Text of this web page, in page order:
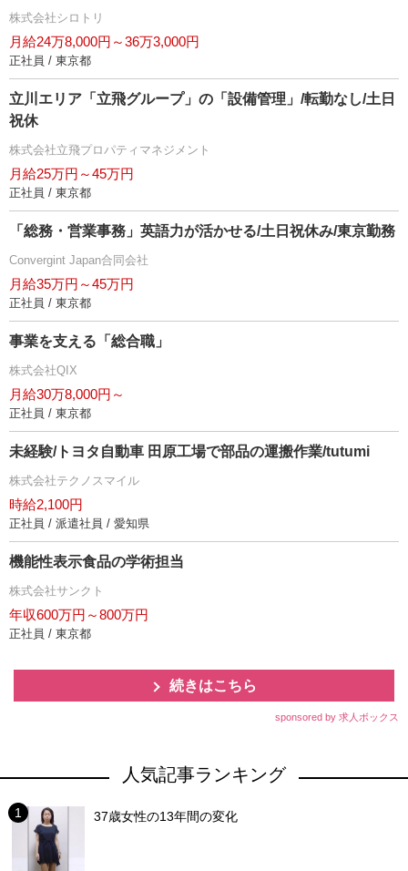
株式会社シロトリ
月給24万8,000円～36万3,000円
正社員 / 東京都
立川エリア「立飛グループ」の「設備管理」/転勤なし/土日
祝休
株式会社立飛プロパティマネジメント
月給25万円～45万円
正社員 / 東京都
「総務・営業事務」英語力が活かせる/土日祝休み/東京勤務
Convergint Japan合同会社
月給35万円～45万円
正社員 / 東京都
事業を支える「総合職」
株式会社QIX
月給30万8,000円～
正社員 / 東京都
未経験/トヨタ自動車 田原工場で部品の運搬作業/tutumi
株式会社テクノスマイル
時給2,100円
正社員 / 派遣社員 / 愛知県
機能性表示食品の学術担当
株式会社サンクト
年収600万円～800万円
正社員 / 東京都
続きはこちら
sponsored by 求人ボックス
人気記事ランキング
37歳女性の13年間の変化